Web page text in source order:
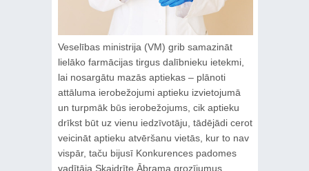
Veselības ministrija (VM) grib samazināt
lielāko farmācijas tirgus dalībnieku ietekmi,
lai nosargātu mazās aptiekas – plānoti
attāluma ierobežojumi aptieku izvietojumā
un turpmāk būs ierobežojums, cik aptieku
drīkst būt uz vienu iedzīvotāju, tādējādi cerot
veicināt aptieku atvēršanu vietās, kur to nav
vispār, taču bijusī Konkurences padomes
vadītāja Skaidrīte Ābrama grozījumus